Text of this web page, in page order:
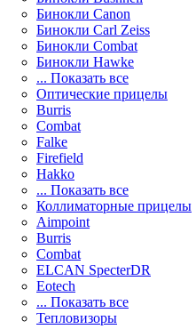
Бинокли Canon
Бинокли Carl Zeiss
Бинокли Combat
Бинокли Hawke
... Показать все
Оптические прицелы
Burris
Combat
Falke
Firefield
Hakko
... Показать все
Коллиматорные прицелы
Aimpoint
Burris
Combat
ELCAN SpecterDR
Eotech
... Показать все
Тепловизоры